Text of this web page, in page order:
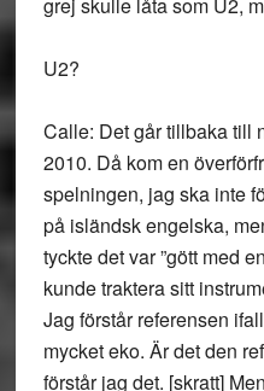
U2?
Calle: Det går tillbaka till
2010. Då kom en
spelningen, jag ska inte
på isländsk engelska,
tyckte det var ”gött med
kunde traktera sitt
Jag förstår referensen
mycket eko. Är det den
förstår jag det. [skratt]